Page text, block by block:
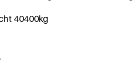
40400kg